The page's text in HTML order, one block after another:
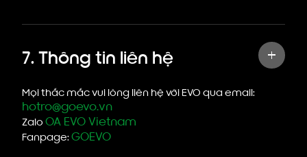
7. Thông tin liên hệ
Mọi thắc mắc vui lòng liên hệ với EVO qua email:
hotro@goevo.vn
Zalo OA EVO Vietnam
Fanpage:GOEVO